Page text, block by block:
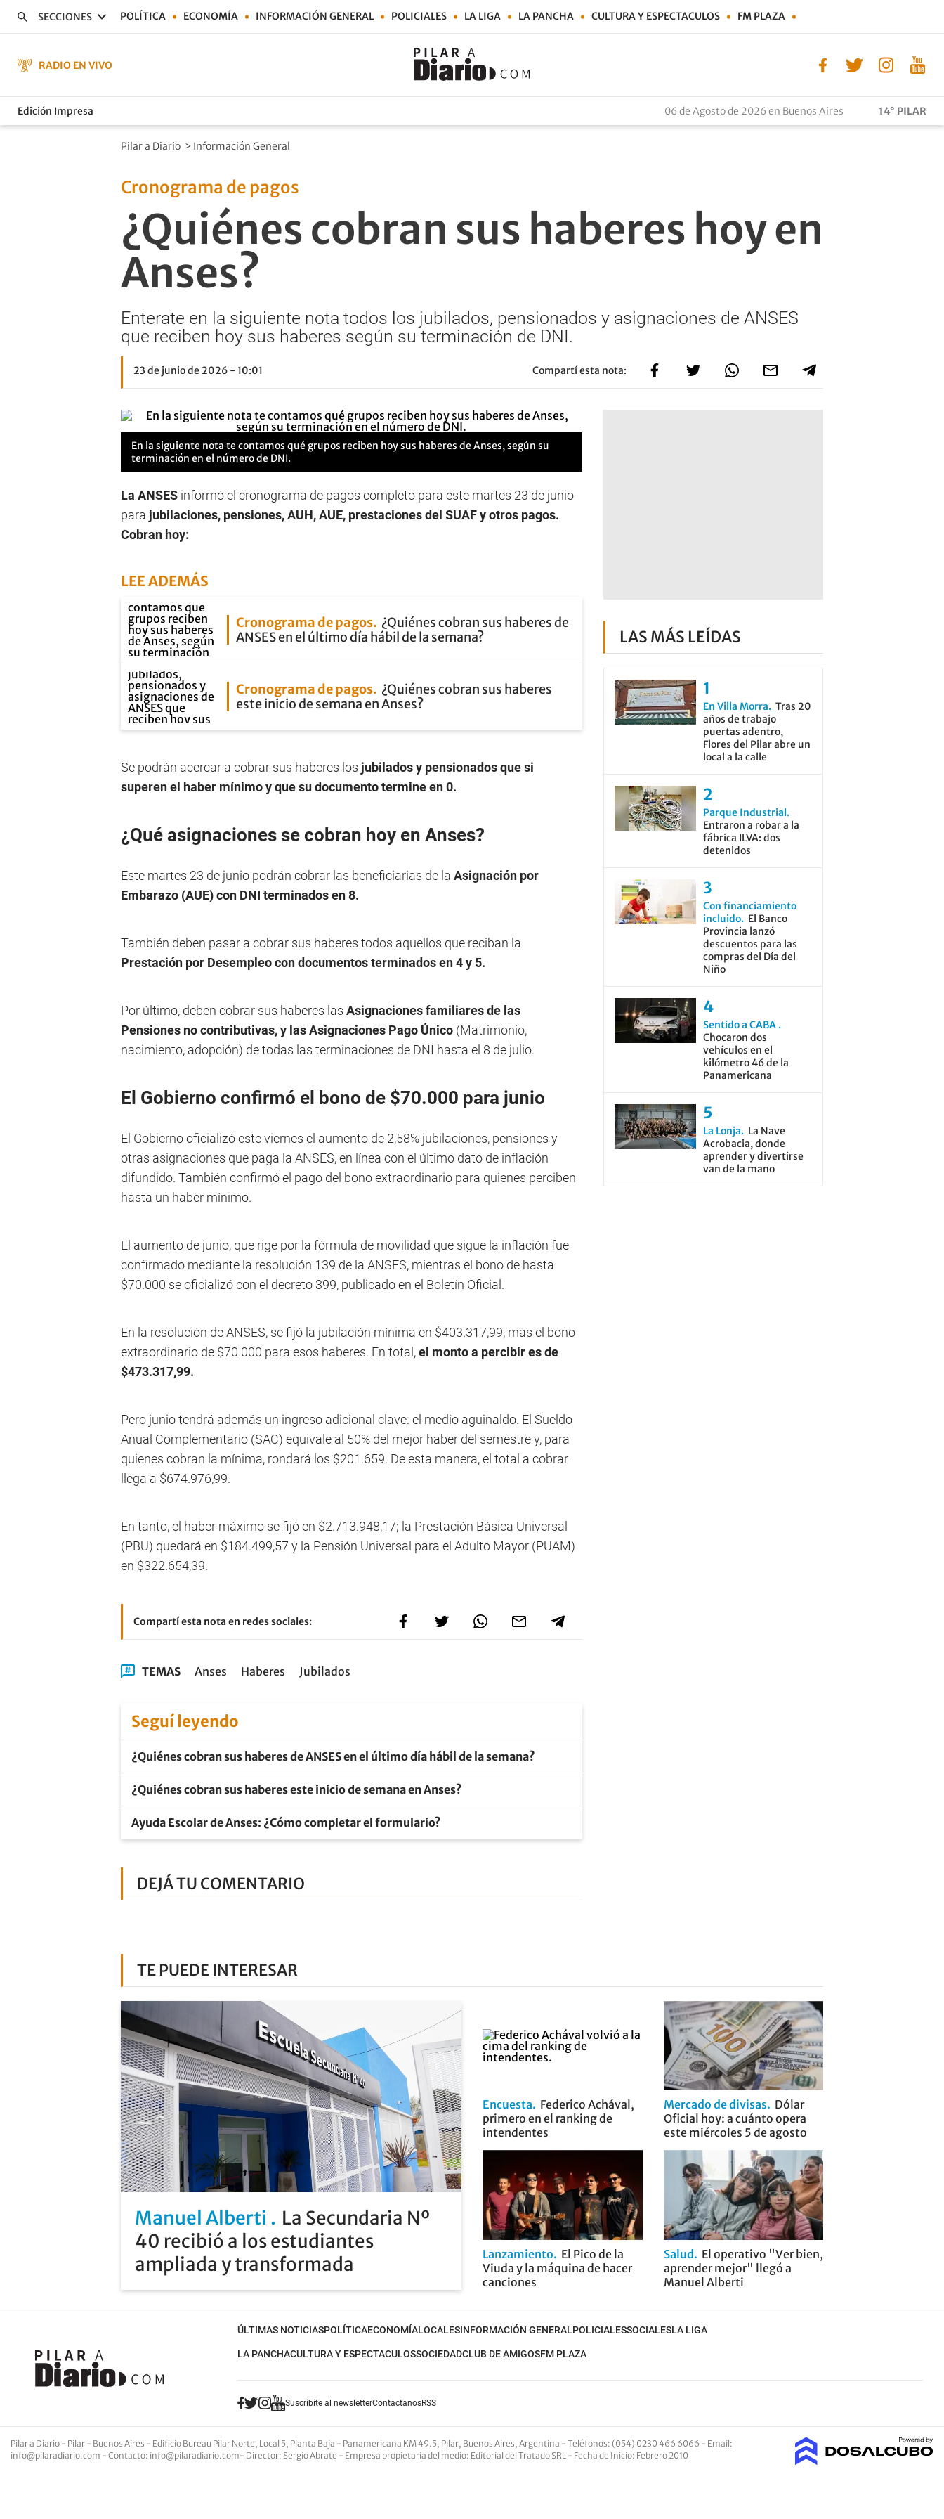
SECCIONES POLÍTICA ECONOMÍA INFORMACIÓN GENERAL POLICIALES LA LIGA LA PANCHA CULTURA Y ESPECTACULOS FM PLAZA
RADIO EN VIVO
Edición Impresa 06 de Agosto de 2026 en Buenos Aires 14° PILAR
Pilar a Diario > Información General
Cronograma de pagos
¿Quiénes cobran sus haberes hoy en
Anses?
Enterate en la siguiente nota todos los jubilados, pensionados y asignaciones de ANSES
que reciben hoy sus haberes según su terminación de DNI.
23 de junio de 2026 - 10:01 Compartí esta nota:
En la siguiente nota te contamos qué grupos reciben hoy sus haberes de Anses, según su
terminación en el número de DNI.
La ANSES informó el cronograma de pagos completo para este martes 23 de junio
para jubilaciones, pensiones, AUH, AUE, prestaciones del SUAF y otros pagos.
Cobran hoy:
LEE ADEMÁS
Cronograma de pagos ¿Quiénes cobran sus haberes de
ANSES en el último día hábil de la semana?
Cronograma de pagos ¿Quiénes cobran sus haberes
este inicio de semana en Anses?
Se podrán acercar a cobrar sus haberes los jubilados y pensionados que si
superen el haber mínimo y que su documento termine en 0.
¿Qué asignaciones se cobran hoy en Anses?
Este martes 23 de junio podrán cobrar las beneficiarias de la Asignación por
Embarazo (AUE) con DNI terminados en 8.
También deben pasar a cobrar sus haberes todos aquellos que reciban la
Prestación por Desempleo con documentos terminados en 4 y 5.
Por último, deben cobrar sus haberes las Asignaciones familiares de las
Pensiones no contributivas, y las Asignaciones Pago Único (Matrimonio,
nacimiento, adopción) de todas las terminaciones de DNI hasta el 8 de julio.
El Gobierno confirmó el bono de $70.000 para junio
El Gobierno oficializó este viernes el aumento de 2,58% jubilaciones, pensiones y
otras asignaciones que paga la ANSES, en línea con el último dato de inflación
difundido. También confirmó el pago del bono extraordinario para quienes perciben
hasta un haber mínimo.
El aumento de junio, que rige por la fórmula de movilidad que sigue la inflación fue
confirmado mediante la resolución 139 de la ANSES, mientras el bono de hasta
$70.000 se oficializó con el decreto 399, publicado en el Boletín Oficial.
En la resolución de ANSES, se fijó la jubilación mínima en $403.317,99, más el bono
extraordinario de $70.000 para esos haberes. En total,el monto a percibir es de
$473.317,99.
Pero junio tendrá además un ingreso adicional clave: el medio aguinaldo. El Sueldo
Anual Complementario (SAC) equivale al 50% del mejor haber del semestre y, para
quienes cobran la mínima, rondará los $201.659. De esta manera, el total a cobrar
llega a $674.976,99.
En tanto, el haber máximo se fijó en $2.713.948,17; la Prestación Básica Universal
(PBU) quedará en $184.499,57 y la Pensión Universal para el Adulto Mayor (PUAM)
en $322.654,39.
Compartí esta nota en redes sociales:
TEMAS Anses Haberes Jubilados
Seguí leyendo
¿Quiénes cobran sus haberes de ANSES en el último día hábil de la semana?
¿Quiénes cobran sus haberes este inicio de semana en Anses?
Ayuda Escolar de Anses: ¿Cómo completar el formulario?
DEJÁ TU COMENTARIO
LAS MÁS LEÍDAS
En Villa Morra
Tras 20
años de trabajo
puertas adentro,
Flores del Pilar abre un
local a la calle
Parque Industrial
Entraron a robar a la
fábrica ILVA: dos
detenidos
Con financiamiento
incluido
El Banco
Provincia lanzó
descuentos para las
compras del Día del
Niño
Sentido a CABA
Chocaron dos
vehículos en el
kilómetro 46 de la
Panamericana
La Lonja
La Nave
Acrobacia, donde
aprender y divertirse
van de la mano
TE PUEDE INTERESAR
Manuel Alberti
La Secundaria Nº
40 recibió a los estudiantes
ampliada y transformada
Encuesta
Federico Achával,
primero en el ranking de
intendentes
Mercado de divisas
Dólar
Oficial hoy: a cuánto opera
este miércoles 5 de agosto
Lanzamiento
El Pico de la
Viuda y la máquina de hacer
canciones
Salud
El operativo "Ver bien,
aprender mejor" llegó a
Manuel Alberti
ÚLTIMAS NOTICIASPOLÍTICAECONOMÍALOCALESINFORMACIÓN GENERALPOLICIALESSOCIALESLA LIGA
LA PANCHACULTURA Y ESPECTACULOSSOCIEDADCLUB DE AMIGOSFM PLAZA
Suscribite al newsletterContactanosRSS
Pilar a Diario - Pilar - Buenos Aires - Edificio Bureau Pilar Norte, Local 5, Planta Baja - Panamericana KM 49.5, Pilar, Buenos Aires, Argentina - Teléfonos: (054) 0230 466 6066 - Email:
info@pilaradiario.com - Contacto: info@pilaradiario.com- Director: Sergio Abrate - Empresa propietaria del medio: Editorial del Tratado SRL - Fecha de Inicio: Febrero 2010